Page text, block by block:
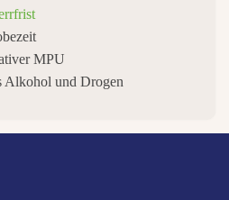
MPU
Alkohol und Drogen